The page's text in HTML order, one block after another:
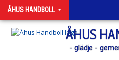
ÅHUS HANDBOLL
ÅHUS
- glädje -